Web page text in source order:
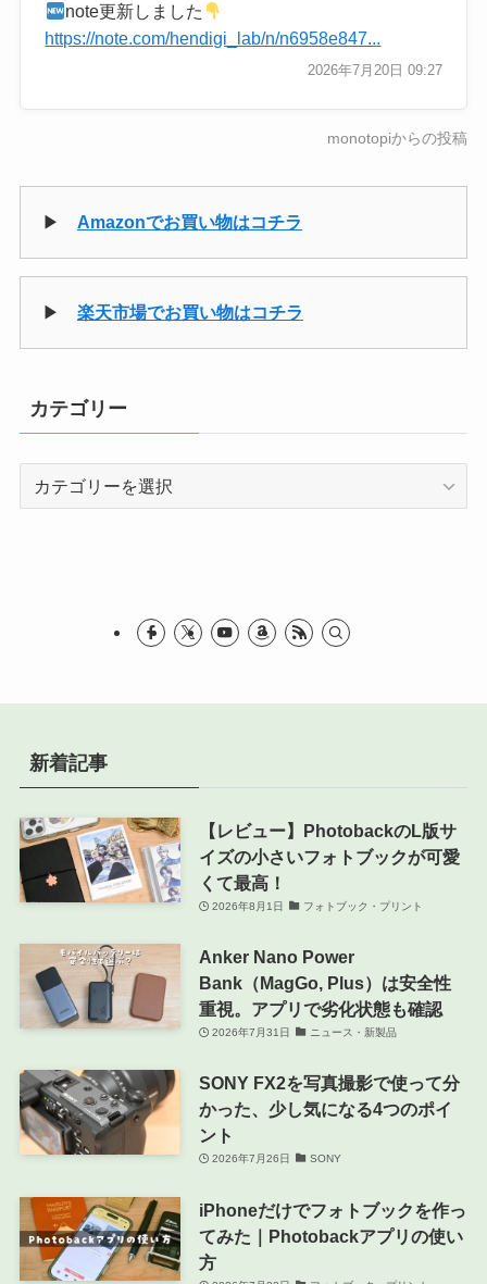
note更新しました
https://note.com/hendigi_lab/n/n6958e847...
2026年7月20日 09:27
monotopiからの投稿
▶ Amazonでお買い物はコチラ
▶ 楽天市場でお買い物はコチラ
カテゴリー
新着記事
【レビュー】PhotobackのL版サ
イズの小さいフォトブックが可愛
くて最高！
2026年8月1日 フォトブック・プリント
Anker Nano Power
Bank（MagGo, Plus）は安全性
重視。アプリで劣化状態も確認
2026年7月31日 ニュース・新製品
SONY FX2を写真撮影で使って分
かった、少し気になる4つのポイ
ント
2026年7月26日 SONY
iPhoneだけでフォトブックを作っ
てみた｜Photobackアプリの使い
方